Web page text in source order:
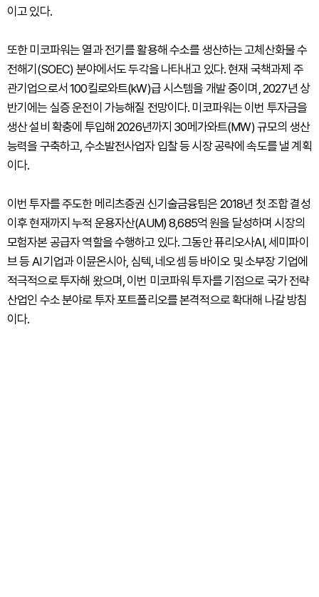
이고 있다.
또한 미코파워는 열과 전기를 활용해 수소를 생산하는 고체산화물 수
전해기(SOEC) 분야에서도 두각을 나타내고 있다. 현재 국책과제 주
관기업으로서 100킬로와트(kW)급 시스템을 개발 중이며, 2027년 상
반기에는 실증 운전이 가능해질 전망이다. 미코파워는 이번 투자금을
생산 설비 확충에 투입해 2026년까지 30메가와트(MW) 규모의 생산
능력을 구축하고, 수소발전사업자 입찰 등 시장 공략에 속도를 낼 계획
이다.
이번 투자를 주도한 메리츠증권 신기술금융팀은 2018년 첫 조합 결성
이후 현재까지 누적 운용자산(AUM) 8,685억 원을 달성하며 시장의
모험자본 공급자 역할을 수행하고 있다. 그동안 퓨리오사AI, 세미파이
브 등 AI 기업과 이뮨온시아, 심텍, 네오셈 등 바이오 및 소부장 기업에
적극적으로 투자해 왔으며, 이번 미코파워 투자를 기점으로 국가 전략
산업인 수소 분야로 투자 포트폴리오를 본격적으로 확대해 나갈 방침
이다.